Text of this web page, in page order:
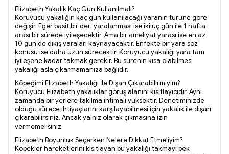
Elizabeth Yakalık Kaç Gün Kullanılmalı?
Koruyucu yakalığın kaç gün kullanılacağı yaranın türüne göre
değişir. Eğer basit bir deri yaralanması ise iki üç gün ile 1 hafta
arası bir sürede iyileşecektir. Ama bir ameliyat yarası ise en az
10 gün de dikiş yaraları kaynayacaktır. Enfekte bir yara söz
konusu ise daha uzun sürecektir. Koruyucu yakalığı yara tam
iyileşene kadar takmak gerekir. Bu sürenin kısa olabilmesi
yakalığı asla çıkarmamanıza bağlıdır.
Köpeğimi Elizabeth Yakalığı İle Dışarı Çıkarabilirmiyim?
Koruyucu Elizabeth yakalıklar görüş alanını kısıtlayıcıdır. Aynı
zamanda bir yerlere takılma ihtimali yüksektir. Denetiminizde
olduğu sürece ihtiyaçlarını karşılayabilmesi için yakalık ile dışarı
çıkarabilirsiniz. Ancak yalnız olarak çıkmasına izin
vermemelisiniz.
Elizabeth Boyunluk Seçerken Nelere Dikkat Etmeliyim?
Köpekler hareketlerini kısıtlayan bu yakalığı takmayı pek